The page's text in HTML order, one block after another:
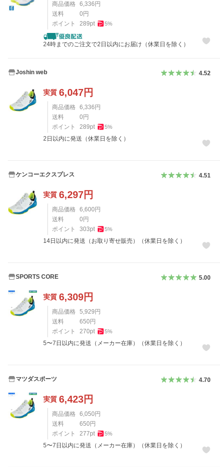
商品価格 6,336 円
送料
0 円
ポイント
289pt 5%
24時までのご注文で2日以内にお届け（休業日を除く）
Joshin web 4.52
実質 6,047円
商品価格 6,336円
送料
0円
ポイント
289pt 5%
2日以内に発送（休業日を除く）
ケンコーエクスプレス 4.51
実質 6,297円
商品価格 6,600円
送料
0円
ポイント
303pt 5%
14日以内に発送（お取り寄せ販売）（休業日を除く）
SPORTS CORE 5.00
実質 6,309円
商品価格 5,929円
送料
650円
ポイント
270pt 5%
5〜7日以内に発送（メーカー在庫）（休業日を除く）
マツダスポーツ 4.70
実質 6,423円
商品価格 6,050円
送料
650円
ポイント
277pt 5%
5〜7日以内に発送（メーカー在庫）（休業日を除く）